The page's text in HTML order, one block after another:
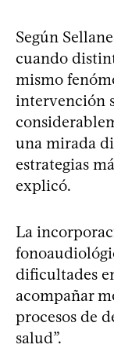
Según
cuando
mismo
intervención
una mirada
estrategias
explicó.
La
dificultades
acompañar
procesos de
salud”.